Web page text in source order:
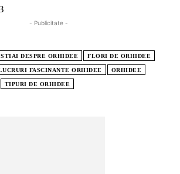
- Publicitate -
DESPRE ORHIDEE FLORI DE ORHIDEE
FASCINANTE ORHIDEE ORHIDEE
TIPURI DE ORHIDEE